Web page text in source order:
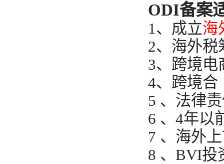
ODI备案
1、成立海
2、海外税
3、跨境电
4、跨境合
5 、法律
6 、4年以
7 、海外
8 、BVI投